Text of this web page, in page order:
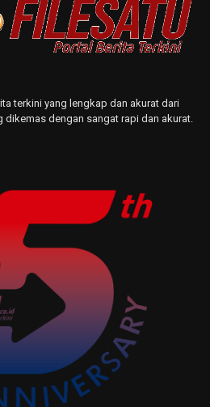
terkini yang lengkap dan akurat dari
dikemas dengan sangat rapi dan akurat.